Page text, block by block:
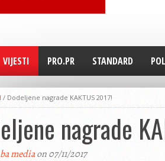
VIJESTI PRO.PR STANDARD
/ Dodeljene nagrade KAKTUS 2017!
nagrade
mediaon 07/11/2017